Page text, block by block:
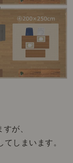
が、
しまいます。